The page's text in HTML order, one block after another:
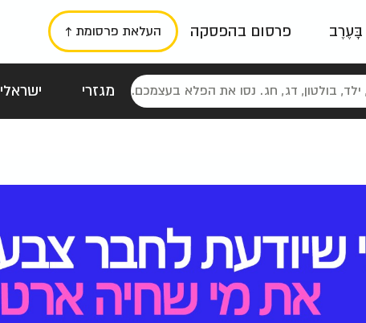
בָּעֶרֶב פרסום בהפסקה העלאת פרסומת ↑
מגזרי ישראלי
כרזות טיפוגרפי